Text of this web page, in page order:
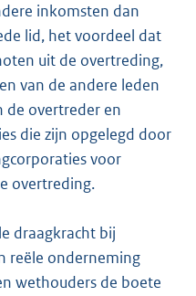
inkomsten dan
lid, het voordeel dat
uit de overtreding,
van de andere leden
de overtreder en
die zijn opgelegd door
voor
overtreding.
draagkracht bij
reële onderneming
wethouders de boete